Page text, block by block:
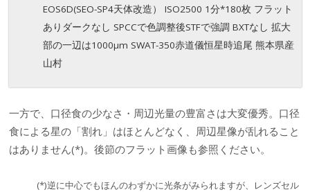
EOS6D(SEO-SP4天体改造） ISO2500 1分*180枚 フラット
ありダークなし SPCCで色調整後STFで強調 BXTなし 拡大
部の一辺は1000μm SWAT-350赤道儀恒星時追尾 熊本県産
山村
一方で、口径食の少なさ・周辺光量の豊富さは大変優秀。口径
食による星の「割れ」はほとんどなく、周辺星像が乱れること
はありません(*)。後節のフラット画像も参照ください。
(*)逆に中心でもほんのわずかに光条がみられますが、レンズセル